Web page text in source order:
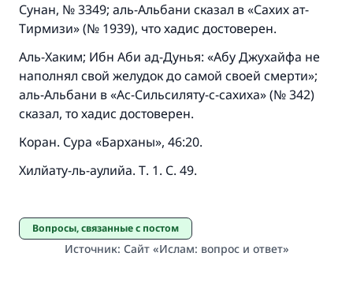
Сунан, № 3349; аль-Альбани сказал в «Сахих ат-
Тирмизи» (№ 1939), что хадис достоверен.
Аль-Хаким; Ибн Аби ад-Дунья: «Абу Джухайфа не
наполнял свой желудок до самой своей смерти»;
аль-Альбани в «Ас-Сильсиляту-с-сахиха» (№ 342)
сказал, то хадис достоверен.
Коран. Сура «Барханы», 46:20.
Хилйату-ль-аулийа. Т. 1. С. 49.
Вопросы, связанные с постом
Источник: Сайт «Ислам: вопрос и ответ»